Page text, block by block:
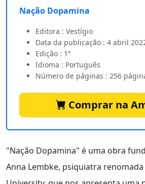
Nação Dopamina
Editora : Vestígio
Data da publicação : 4 abril
Edição : 1ª
Idioma : Português
Número de páginas : 256
Comprar na
"Nação Dopamina" é uma obra
Anna Lembke, psiquiatra